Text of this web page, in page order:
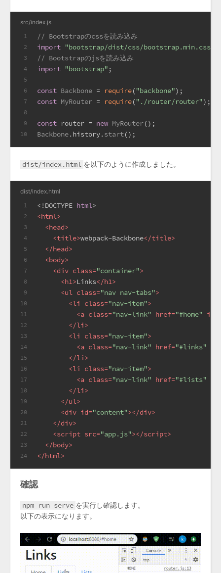
src/index.js
1
2
3
4
5
6
7
8
9
10
// Bootstrapのcssを読み込み
import "bootstrap/dist/css/bootstrap.min.css"
// Bootstrapのjsを読み込み
import "bootstrap" ;
const Backbone = require("backbone");
const MyRouter = require("./router/router");
const router = new MyRouter();
Backbone.history.start();
dist/index.html を以下のように作成しました。
dist/index.html
1
2
3
4
5
6
7
8
9
10
11
12
13
14
15
16
17
18
19
20
21
22
23
24
<!DOCTYPE html>
<html>
<head>
<title>webpack-Backbone</title>
</head>
<body>
<div class="container">
<h1>Links</h1>
<ul class="nav nav-tabs">
<li class="nav-item">
<a class="nav-link" href="#home" id
</li>
<li class="nav-item">
<a class="nav-link" href="#links"
</li>
<li class="nav-item">
<a class="nav-link" href="#lists"
</li>
</ul>
<div id="content"></div>
</div>
<script src="app.js"></script>
</body>
</html>
確認
npm run serve を実行し確認します。
以下の表示になります。